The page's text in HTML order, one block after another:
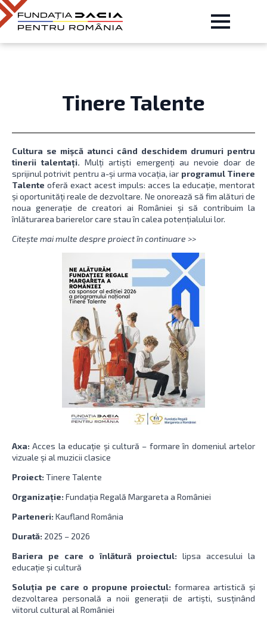
Tinere Talente
Cultura se mișcă atunci când deschidem drumuri pentru
tinerii talentați. Mulți artiști emergenți au nevoie doar de
sprijinul potrivit pentru a-și urma vocația, iar programul Tinere
Talente oferă exact acest impuls: acces la educație, mentorat
și oportunități reale de dezvoltare. Ne onorează să fim alături de
noua generație de creatori ai României și să contribuim la
înlăturarea barierelor care stau în calea potențialului lor.
Citește mai multe despre proiect în continuare >>
Axa: Acces la educație și cultură – formare în domeniul artelor
vizuale și al muzicii clasice
Proiect: Tinere Talente
Organizație: Fundația Regală Margareta a României
Parteneri: Kaufland România
Durată: 2025 – 2026
Bariera pe care o înlătură proiectul:lipsa accesului la
educație și cultură
Soluția pe care o propune proiectul:formarea artistică și
dezvoltarea personală a noii generații de artiști, susținând
viitorul cultural al României